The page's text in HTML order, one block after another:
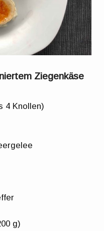
Ziegenkäse
4 Knollen)
g)